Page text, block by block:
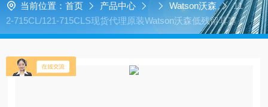
当前位置： 首页 产品中心 Watson沃森
11
2-715CL/121-715CLS现货代理原装Watson沃森低残留耳塞